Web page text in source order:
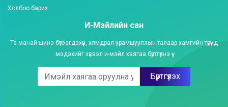
Холбоо барих
И-Мэйлийн сан
Та манай шинэ бүтээгдэхүүн, хямдрал урамшууллын талаар хамгийн түрүүнд
мэдэхийг хүсвэл и-мэйл хаягаа бүртгүүлнэ үү.
Бүртгүүлэх